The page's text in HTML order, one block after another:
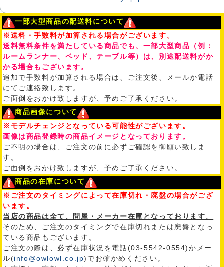
一部大型商品の配送料について
※送料・手数料が加算される場合がございます。
送料無料条件を満たしている商品でも、一部大型商品（例：
ルームランナー、ベッド、テーブル等）は、別途配送料がか
かる場合もございます。
追加で手数料が加算される場合は、ご注文後、メールか電話
にてご連絡致します。
ご面倒をおかけ致しますが、予めご了承ください。
商品画像について
※モデルチェンジとなっている可能性がございます。
画像は商品登録時の商品イメージとなっております。
ご不明の場合は、ご注文の前に必ずご確認を御願い致しま
す。
ご面倒をおかけ致しますが、予めご了承ください。
商品の在庫について
※ご注文のタイミングによって在庫切れ・廃盤の場合がござ
います。
当店の商品は全て、問屋・メーカー在庫となっております。
そのため、ご注文のタイミングで在庫切れまたは廃盤となっ
ている商品もございます。
ご注文の際は、必ず在庫状況を電話(03-5542-0554)かメー
ル(info@owlowl.co.jp)でお確かめください。